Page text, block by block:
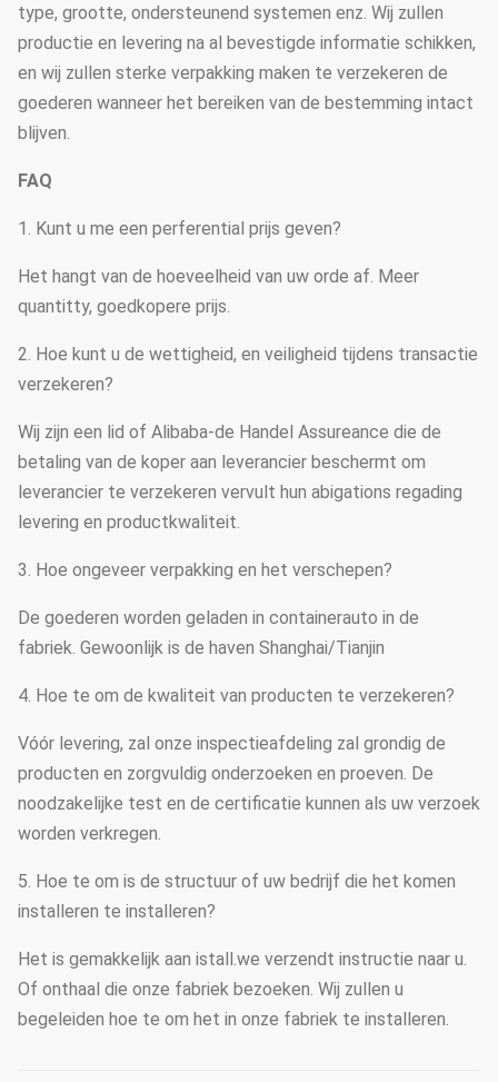
type, grootte, ondersteunend systemen enz. Wij zullen
productie en levering na al bevestigde informatie schikken,
en wij zullen sterke verpakking maken te verzekeren de
goederen wanneer het bereiken van de bestemming intact
blijven.
FAQ
1. Kunt u me een perferential prijs geven?
Het hangt van de hoeveelheid van uw orde af. Meer
quantitty, goedkopere prijs.
2. Hoe kunt u de wettigheid, en veiligheid tijdens transactie
verzekeren?
Wij zijn een lid of Alibaba-de Handel Assureance die de
betaling van de koper aan leverancier beschermt om
leverancier te verzekeren vervult hun abigations regading
levering en productkwaliteit.
3. Hoe ongeveer verpakking en het verschepen?
De goederen worden geladen in containerauto in de
fabriek. Gewoonlijk is de haven Shanghai/Tianjin
4. Hoe te om de kwaliteit van producten te verzekeren?
Vóór levering, zal onze inspectieafdeling zal grondig de
producten en zorgvuldig onderzoeken en proeven. De
noodzakelijke test en de certificatie kunnen als uw verzoek
worden verkregen.
5. Hoe te om is de structuur of uw bedrijf die het komen
installeren te installeren?
Het is gemakkelijk aan istall.we verzendt instructie naar u.
Of onthaal die onze fabriek bezoeken. Wij zullen u
begeleiden hoe te om het in onze fabriek te installeren.